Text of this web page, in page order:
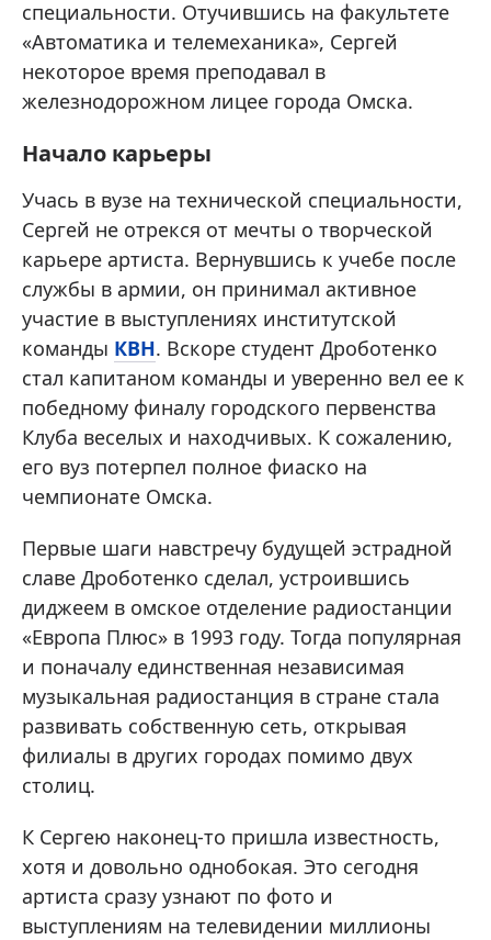
специальности. Отучившись на факультете
«Автоматика и телемеханика», Сергей
некоторое время преподавал в
железнодорожном лицее города Омска.
Начало карьеры
Учась в вузе на технической специальности,
Сергей не отрекся от мечты о творческой
карьере артиста. Вернувшись к учебе после
службы в армии, он принимал активное
участие в выступлениях институтской
команды КВН. Вскоре студент Дроботенко
стал капитаном команды и уверенно вел ее к
победному финалу городского первенства
Клуба веселых и находчивых. К сожалению,
его вуз потерпел полное фиаско на
чемпионате Омска.
Первые шаги навстречу будущей эстрадной
славе Дроботенко сделал, устроившись
диджеем в омское отделение радиостанции
«Европа Плюс» в 1993 году. Тогда популярная
и поначалу единственная независимая
музыкальная радиостанция в стране стала
развивать собственную сеть, открывая
филиалы в других городах помимо двух
столиц.
К Сергею наконец-то пришла известность,
хотя и довольно однобокая. Это сегодня
артиста сразу узнают по фото и
выступлениям на телевидении миллионы